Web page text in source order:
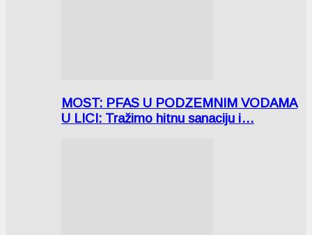
MOST: PFAS U PODZEMNIM VODAMA
U LICI: Tražimo hitnu sanaciju i…